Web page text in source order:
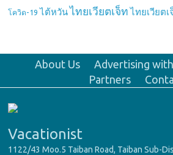
โควิด-19 ไต้หวัน ไทยเวียตเจ็ท ไทยเวียต
About Us Advertising
Partners
Vacationist
1122/43 Moo.5 Taiban Road, Taiban Sub-